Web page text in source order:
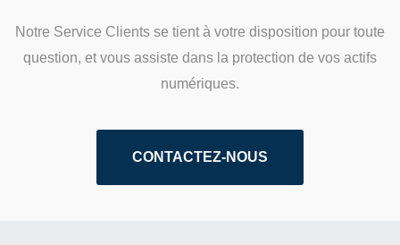
Notre Service Clients se tient à votre disposition pour toute
question, et vous assiste dans la protection de vos actifs
numériques.
CONTACTEZ-NOUS